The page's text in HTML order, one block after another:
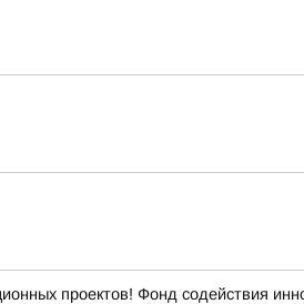
проектов! Фонд содействия